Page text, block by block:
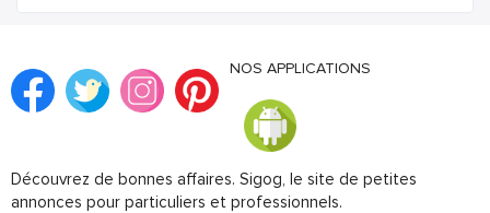
NOS APPLICATIONS
Découvrez de bonnes affaires. Sigog, le site de petites
annonces pour particuliers et professionnels.